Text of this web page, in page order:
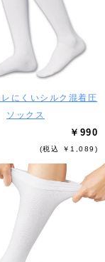
にくいシルク混着圧
ソックス
￥990
(税込 ￥1,089)